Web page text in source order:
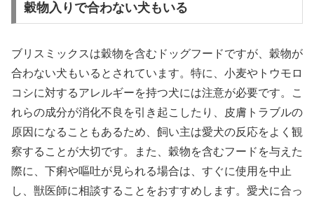
穀物入りで合わない犬もいる
ブリスミックスは穀物を含むドッグフードですが、穀物が
合わない犬もいるとされています。特に、小麦やトウモロ
コシに対するアレルギーを持つ犬には注意が必要です。こ
れらの成分が消化不良を引き起こしたり、皮膚トラブルの
原因になることもあるため、飼い主は愛犬の反応をよく観
察することが大切です。また、穀物を含むフードを与えた
際に、下痢や嘔吐が見られる場合は、すぐに使用を中止
し、獣医師に相談することをおすすめします。愛犬に合っ